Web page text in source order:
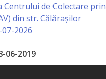
de Colectare prin
din str. Călărașilor
2026
06-2019